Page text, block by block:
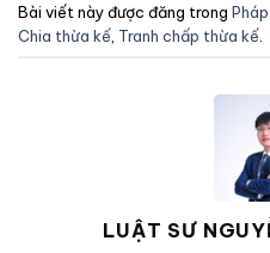
Bài viết này được đăng trong
Chia thừa kế Tranh chấp thừa kế
LUẬT SƯ